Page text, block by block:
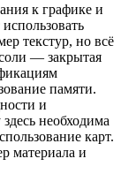
к графике и
текстур, но всё
— закрытая
памяти.
и
необходима
карт.
материала и